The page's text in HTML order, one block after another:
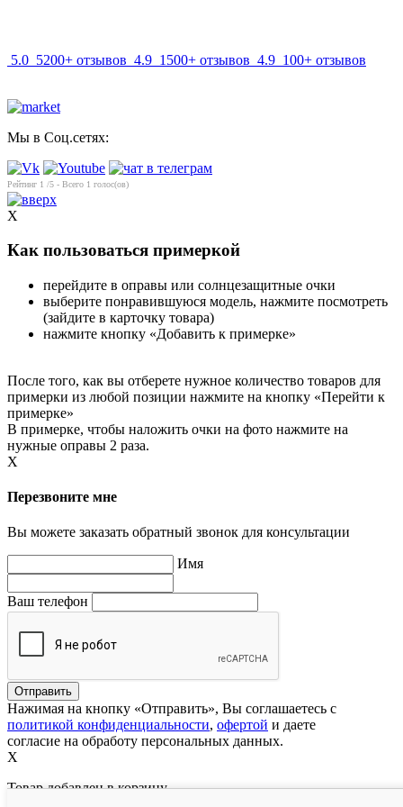
5.0 5200+ отзывов 4.9 1500+ отзывов 4.9 100+ отзывов
Мы в Соц.сетях:
Рейтинг 1 /5 - Всего 1 голос(ов)
X
Как пользоваться примеркой
перейдите в оправы или солнцезащитные очки
выберите понравившуюся модель, нажмите посмотреть
(зайдите в карточку товара)
нажмите кнопку «Добавить к примерке»
После того, как вы отберете нужное количество товаров для
примерки из любой позиции нажмите на кнопку «Перейти к
примерке»
В примерке, чтобы наложить очки на фото нажмите на
нужные оправы 2 раза.
X
Перезвоните мне
Вы можете заказать обратный звонок для консультации
Имя
Ваш телефон
Нажимая на кнопку «Отправить», Вы соглашаетесь с
политикой конфиденциальности, офертой и даете
согласие на обработу персональных данных.
X
Товар добавлен в корзину